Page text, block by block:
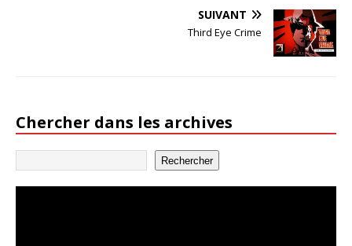
SUIVANT
Third Eye Crime
Chercher dans les archives
Rechercher